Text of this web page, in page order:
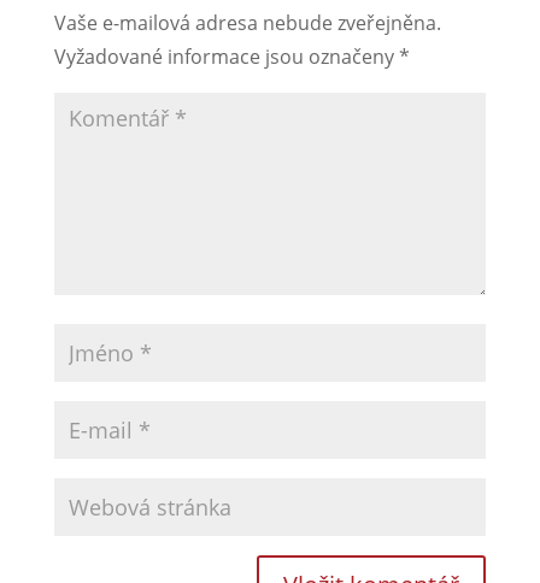
Vaše e-mailová adresa nebude zveřejněna.
Vyžadované informace jsou označeny*